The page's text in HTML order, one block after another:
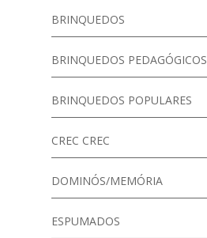
BRINQUEDOS
BRINQUEDOS PEDAGÓGICOS
BRINQUEDOS POPULARES
CREC CREC
DOMINÓS/MEMÓRIA
ESPUMADOS